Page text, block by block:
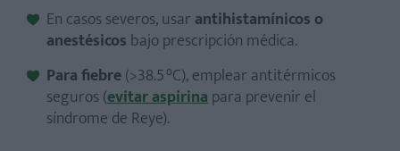
En casos severos, usar antihistamínicos o
anestésicos bajo prescripción médica.
Para fiebre(>38.5 °C), emplear antitérmicos
seguros (evitar aspirinapara prevenir el
síndrome de Reye).